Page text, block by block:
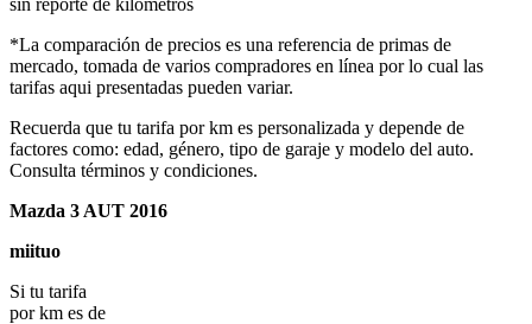
*La comparación de precios es una referencia de primas de
mercado, tomada de varios compradores en línea por lo cual las
tarifas aqui presentadas pueden variar.
Recuerda que tu tarifa por km es personalizada y depende de
factores como: edad, género, tipo de garaje y modelo del auto.
Consulta términos y condiciones.
Mazda 3 AUT 2016
miituo
Si tu tarifa
por km es de